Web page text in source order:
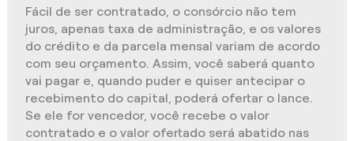
Fácil de ser contratado, o consórcio não tem
juros, apenas taxa de administração, e os valores
do crédito e da parcela mensal variam de acordo
com seu orçamento. Assim, você saberá quanto
vai pagar e, quando puder e quiser antecipar o
recebimento do capital, poderá ofertar o lance.
Se ele for vencedor, você recebe o valor
contratado e o valor ofertado será abatido nas